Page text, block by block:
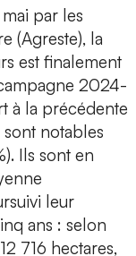
mai par les
(Agreste), la
est finalement
2024-
à la précédente
sont notables
Ils sont en
leur
ans : selon
716 hectares,